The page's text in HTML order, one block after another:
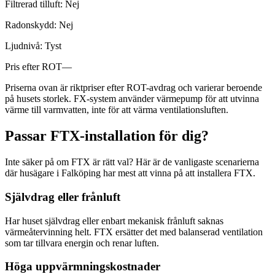
Filtrerad tilluft: Nej
Radonskydd: Nej
Ljudnivå: Tyst
Pris efter ROT—
Priserna ovan är riktpriser efter ROT-avdrag och varierar beroende
på husets storlek. FX-system använder värmepump för att utvinna
värme till varmvatten, inte för att värma ventilationsluften.
Passar FTX-installation för dig?
Inte säker på om FTX är rätt val? Här är de vanligaste scenarierna
där husägare i Falköping har mest att vinna på att installera FTX.
Självdrag eller frånluft
Har huset självdrag eller enbart mekanisk frånluft saknas
värmeåtervinning helt. FTX ersätter det med balanserad ventilation
som tar tillvara energin och renar luften.
Höga uppvärmningskostnader